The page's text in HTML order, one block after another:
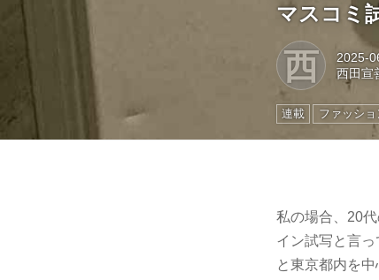
マスコミ
西
2025-
西田宣
連載 ファッショ
私の場合、20
イン試写と言
と東京都内を